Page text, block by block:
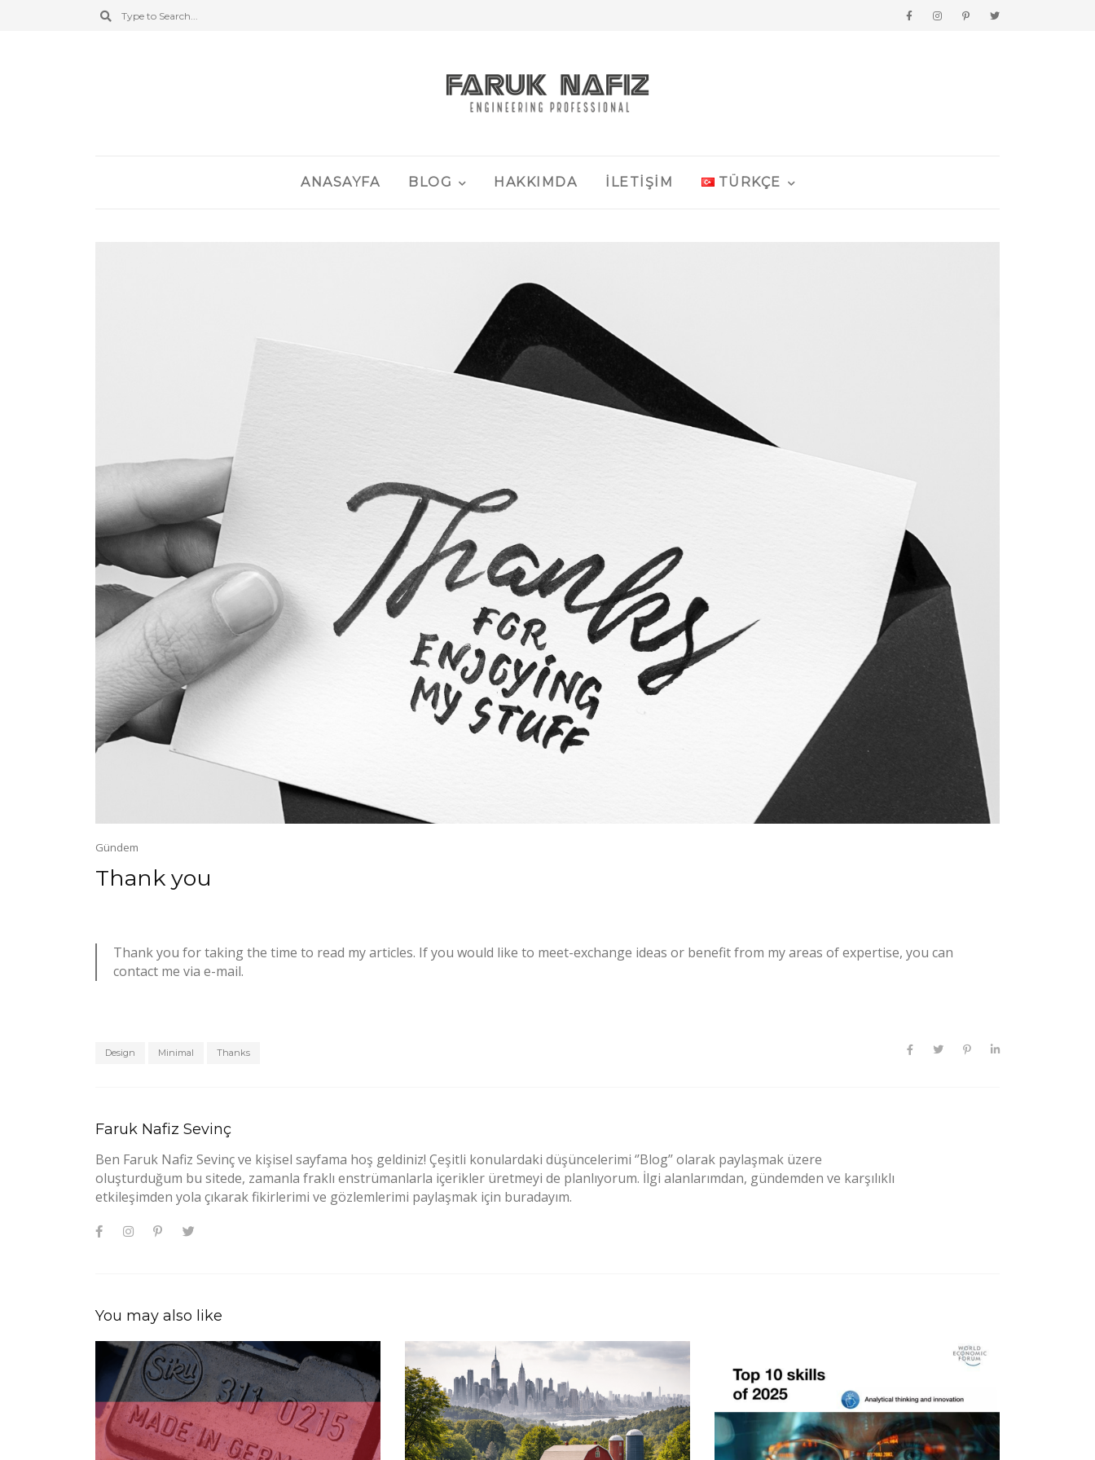
ANASAYFA BLOG HAKKIMDA İLETIŞIM TÜRKÇE
Gündem
Thank you
Thank you for taking the time to read my articles. If you would like to meet-exchange ideas or benefit from my areas of expertise, you can
contact me via e-mail.
Design Minimal Thanks
Faruk Nafiz Sevinç
Ben Faruk Nafiz Sevinç ve kişisel sayfama hoş geldiniz! Çeşitli konulardaki düşüncelerimi ‘’Blog’’ olarak paylaşmak üzere
oluşturduğum bu sitede, zamanla fraklı enstrümanlarla içerikler üretmeyi de planlıyorum. İlgi alanlarımdan, gündemden ve karşılıklı
etkileşimden yola çıkarak fikirlerimi ve gözlemlerimi paylaşmak için buradayım.
You may also like